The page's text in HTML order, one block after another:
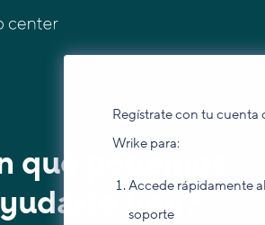
Regístrate con tu cuenta
Wrike para:
Accede rápidamente
soporte
qué podemos
hoy?